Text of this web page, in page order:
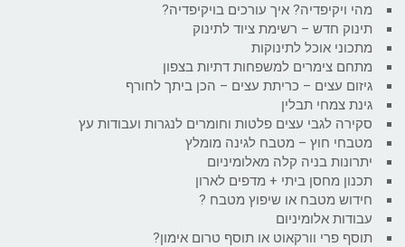
מהי ויקיפדיה? איך עורכים בויקיפדיה?
תינוק חדש – רשימת ציוד לתינוק
מתכוני אוכל לתינוקות
מתחם צימרים למשפחות דתיות בצפון
גיזום עצים – כריתת עצים – הכן ביתך לחורף
גינת צמחי תבלין
סקירה לגבי עצים פלטות וחומרים לנגרות ועבודות עץ
מטבחי חוץ – מטבח לגינה מומלץ
יתרונות בניה קלה מאלומיניום
תכנון מחסן ביתי + מדפים לארון
חידוש מטבח או שיפוץ מטבח ?
עבודות אלומיניום
תוסף פרי וורקאוט או תוסף טרום אימון?